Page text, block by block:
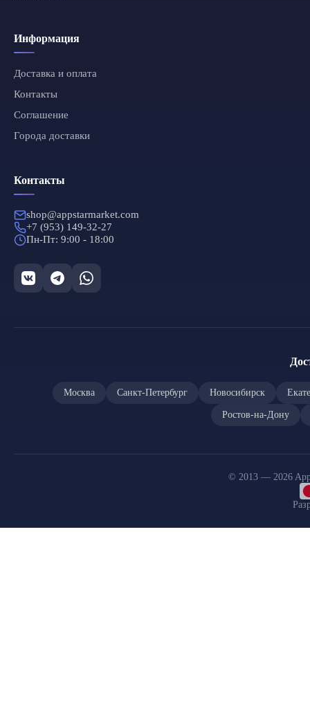
Информация
Доставка и оплата
Контакты
Соглашение
Города доставки
Контакты
shop@appstarmarket.com
+7 (953) 149-32-27
Пн-Пт: 9:00 - 18:00
Москва Санкт-Петербург Новосибирск
Ростов-на-Дону
© 2013 — 2026